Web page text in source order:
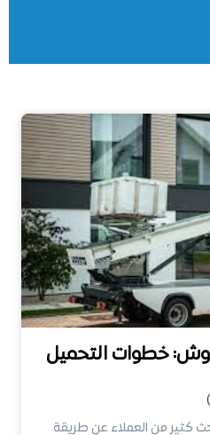
خطوات التحميل
من العملاء عن طريقة